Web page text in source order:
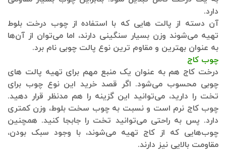
دارد.
آن دسته از پالت هایی که با استفاده از چوب درخت بلوط
تهیه می‌شوند وزن بسیار سنگینی دارند، اما می‌توان از آن‌ها
به عنوان بهترین و مقاوم ترین نوع پالت چوبی نام برد.
چوب کاج
درخت کاج هم به عنوان یک منبع مهم برای تهیه پالت های
چوبی محسوب می‌شود. اگر قصد خرید این نوع چوب برای
تخت را دارید، می‌توانید این گزینه را هم مدنظر قرار دهید.
چوب کاج نرم است و نسبت به چوب سخت بلوط، وزن کمتری
دارد. پس به راحتی می‌توانید تخت را جابجا کنید. همچنین
چوب‌هایی که از کاج تهیه می‌شوند، با وجود سبک بودن،
مقاومت بالایی نیز دارند.